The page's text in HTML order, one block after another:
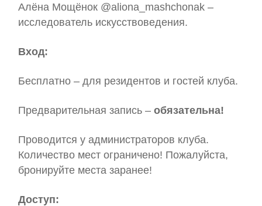
Алёна Мощёнок @aliona_mashchonak –
исследователь искусствоведения.
Вход:
Бесплатно – для резидентов и гостей клуба.
Предварительная запись – обязательна!
Проводится у администраторов клуба.
Количество мест ограничено! Пожалуйста,
бронируйте места заранее!
Доступ: